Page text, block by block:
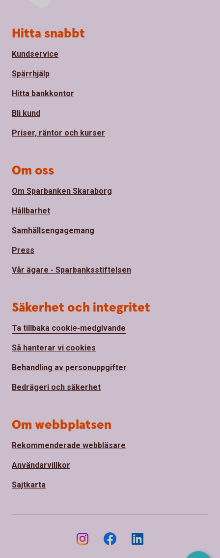
Sidfot
Hitta snabbt
Kundservice
Spärrhjälp
Hitta bankkontor
Bli kund
Priser, räntor och kurser
Om oss
Om Sparbanken Skaraborg
Hållbarhet
Samhällsengagemang
Press
Vår ägare - Sparbanksstiftelsen
Säkerhet och integritet
Ta tillbaka cookie-medgivande
Så hanterar vi cookies
Behandling av personuppgifter
Bedrägeri och säkerhet
Om webbplatsen
Rekommenderade webbläsare
Användarvillkor
Sajtkarta